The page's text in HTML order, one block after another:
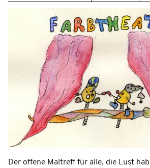
Der offene Maltreff für alle, die Lust